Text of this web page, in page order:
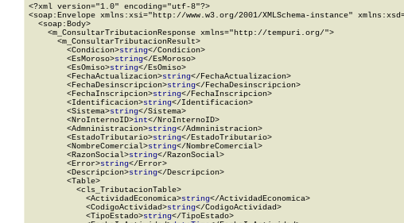
<?xml version="1.0" encoding="utf-8"?>
<soap:Envelope xmlns:xsi="http://www.w3.org/2001/XMLSchema-instance"
  <soap:Body>
    <m_ConsultarTributacionResponse xmlns="http://tempuri.org/">
      <m_ConsultarTributacionResult>
        <Condicion>
string</Condicion>
        <EsMoroso>
string</EsMoroso>
        <EsOmiso>
string</EsOmiso>
        <FechaActualizacion>
string</FechaActualizacion>
        <FechaDesinscripcion>
string</FechaDesinscripcion>
        <FechaInscripcion>
string</FechaInscripcion>
        <Identificacion>
string</Identificacion>
        <Sistema>
string</Sistema>
        <NroInternoID>
int</NroInternoID>
        <Admninistracion>
string</Admninistracion>
        <EstadoTributario>
string</EstadoTributario>
        <NombreComercial>
string</NombreComercial>
        <RazonSocial>
string</RazonSocial>
        <Error>
string</Error>
        <Descripcion>
string</Descripcion>
        <Table>
          <cls_TributacionTable>
            <ActividadEconomica>
string</ActividadEconomica>
            <CodigoActividad>
string</CodigoActividad>
            <TipoEstado>
string</TipoEstado>